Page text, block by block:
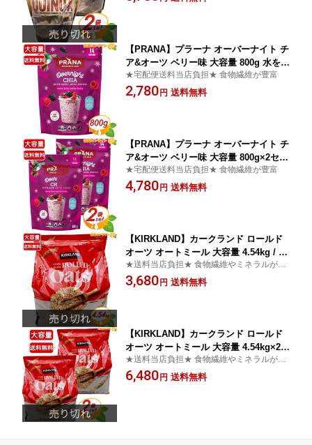
無料★
ラダ・キヌアスープ・キヌアマフィンがお
【PRANA】プラーナ オーバーナイト チ
ア&オーツ ベリー味 大容量 800g 水を加
えるだけ オート麦 チアシード パウダー
朝食 間食 デザート おやつ【costco コ
★宅配便送料当店負担★ 食物繊維が豊富
2,780 円 送料無料
【PRANA】プラーナ オーバーナイト チ
ア&オーツ ベリー味 大容量 800g×2セッ
ト 水を加えるだけ オート麦 チアシード
パウダー 朝食 間食 デザート おやつ【c
★宅配便送料当店負担★ 食物繊維が豊富
4,780 円 送料無料
【KIRKLAND】カークランド ロールド
オーツ オートミール 大容量 4.54kg / 45
40g 全粒タイプ シリアル フレーク ロー
ルド オーツ オーツ麦 食物繊維 朝食 全
★送料当店負担★ 食物繊維やミネラルが豊
富で低GI
3,680 円 送料無料
【KIRKLAND】カークランド ロールド
オーツ オートミール 大容量 4.54kg×2セ
ット 全粒タイプ シリアル フレーク ロ
ールド オーツ オーツ麦 食物繊維 朝食
★送料当店負担★ 食物繊維やミネラルが豊
富で低GI
6,480 円 送料無料